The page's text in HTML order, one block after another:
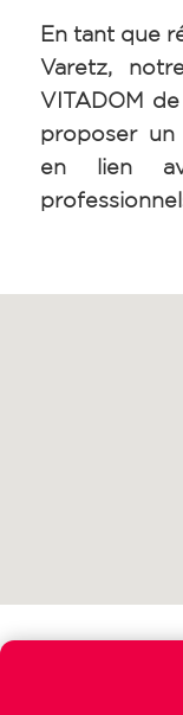
En tant que
Varetz,
VITADOM
proposer un
en lien